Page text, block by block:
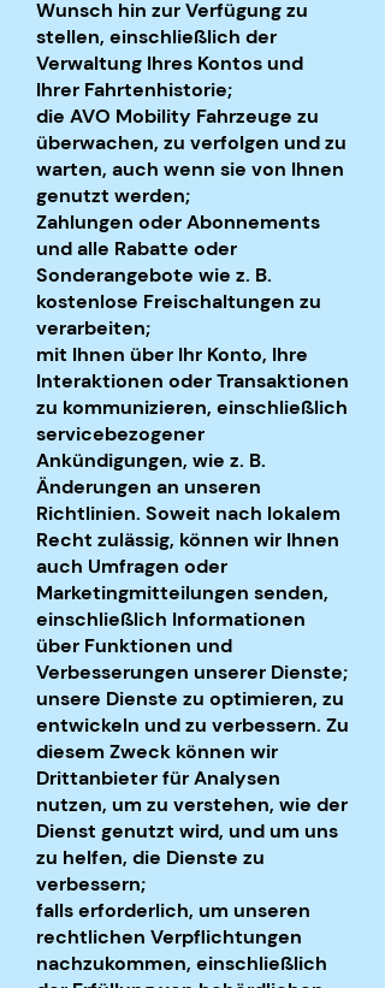
Wunsch hin zur Verfügung zu
stellen, einschließlich der
Verwaltung Ihres Kontos und
Ihrer Fahrtenhistorie;
die AVO Mobility Fahrzeuge zu
überwachen, zu verfolgen und zu
warten, auch wenn sie von Ihnen
genutzt werden;
Zahlungen oder Abonnements
und alle Rabatte oder
Sonderangebote wie z. B.
kostenlose Freischaltungen zu
verarbeiten;
mit Ihnen über Ihr Konto, Ihre
Interaktionen oder Transaktionen
zu kommunizieren, einschließlich
servicebezogener
Ankündigungen, wie z. B.
Änderungen an unseren
Richtlinien. Soweit nach lokalem
Recht zulässig, können wir Ihnen
auch Umfragen oder
Marketingmitteilungen senden,
einschließlich Informationen
über Funktionen und
Verbesserungen unserer Dienste;
unsere Dienste zu optimieren, zu
entwickeln und zu verbessern. Zu
diesem Zweck können wir
Drittanbieter für Analysen
nutzen, um zu verstehen, wie der
Dienst genutzt wird, und um uns
zu helfen, die Dienste zu
verbessern;
falls erforderlich, um unseren
rechtlichen Verpflichtungen
nachzukommen, einschließlich